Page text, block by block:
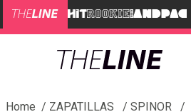
ZAPATILLAS SPINOR